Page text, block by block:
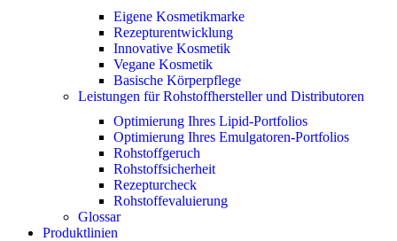
Eigene Kosmetikmarke
Rezepturentwicklung
Innovative Kosmetik
Vegane Kosmetik
Basische Körperpflege
Leistungen für Rohstoffhersteller und Distributoren
Optimierung Ihres Lipid-Portfolios
Optimierung Ihres Emulgatoren-Portfolios
Rohstoffgeruch
Rohstoffsicherheit
Rezepturcheck
Rohstoffevaluierung
Glossar
Produktlinien